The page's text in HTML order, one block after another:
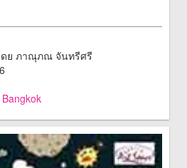
ดย ภาณุภณ จันทรีศรี